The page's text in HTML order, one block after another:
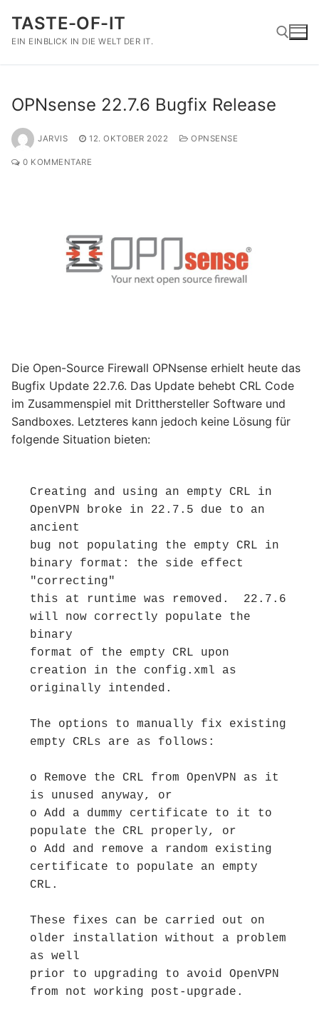
Inhalt
springen
TASTE-OF-IT
EIN EINBLICK IN DIE WELT DER IT.
OPNsense 22.7.6 Bugfix Release
JARVIS 12. OKTOBER 2022 OPNSENSE
0 KOMMENTARE
Die Open-Source Firewall OPNsense erhielt heute das
Bugfix Update 22.7.6. Das Update behebt CRL Code
im Zusammenspiel mit Dritthersteller Software und
Sandboxes. Letzteres kann jedoch keine Lösung für
folgende Situation bieten:
Creating and using an empty CRL in
OpenVPN broke in 22.7.5 due to an
ancient
bug not populating the empty CRL in
binary format: the side effect
"correcting"
this at runtime was removed.  22.7.6
will now correctly populate the
binary
format of the empty CRL upon
creation in the config.xml as
originally intended.
The options to manually fix existing
empty CRLs are as follows:
o Remove the CRL from OpenVPN as it
is unused anyway, or
o Add a dummy certificate to it to
populate the CRL properly, or
o Add and remove a random existing
certificate to populate an empty
CRL.
These fixes can be carried out on
older installation without a problem
as well
prior to upgrading to avoid OpenVPN
from not working post-upgrade.